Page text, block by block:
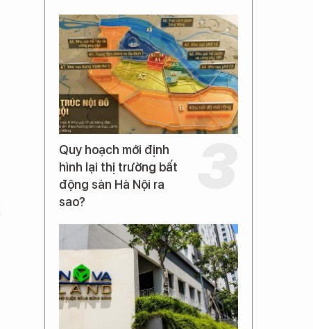
Quy hoạch mới định
hình lại thị trường bất
động sản Hà Nội ra
sao?